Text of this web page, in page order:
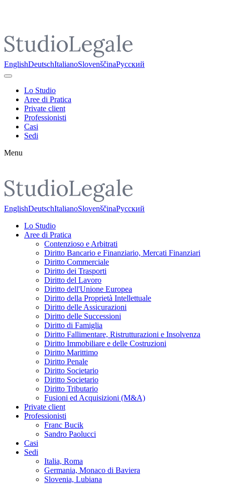
EnglishDeutschItalianoSlovenščinaРусский
Lo Studio
Aree di Pratica
Private client
Professionisti
Casi
Sedi
Menu
EnglishDeutschItalianoSlovenščinaРусский
Lo Studio
Aree di Pratica
Contenzioso e Arbitrati
Diritto Bancario e Finanziario, Mercati Finanziari
Diritto Commerciale
Diritto dei Trasporti
Diritto del Lavoro
Diritto dell'Unione Europea
Diritto della Proprietà Intellettuale
Diritto delle Assicurazioni
Diritto delle Successioni
Diritto di Famiglia
Diritto Fallimentare, Ristrutturazioni e Insolvenza
Diritto Immobiliare e delle Costruzioni
Diritto Marittimo
Diritto Penale
Diritto Societario
Diritto Societario
Diritto Tributario
Fusioni ed Acquisizioni (M&A)
Private client
Professionisti
Franc Bucik
Sandro Paolucci
Casi
Sedi
Italia, Roma
Germania, Monaco di Baviera
Slovenia, Lubiana